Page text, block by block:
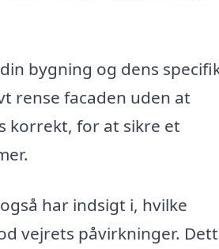
bygning og dens
rense facaden uden at
korrekt, for at sikre et
har indsigt i, hvilke
vejrets påvirkninger.